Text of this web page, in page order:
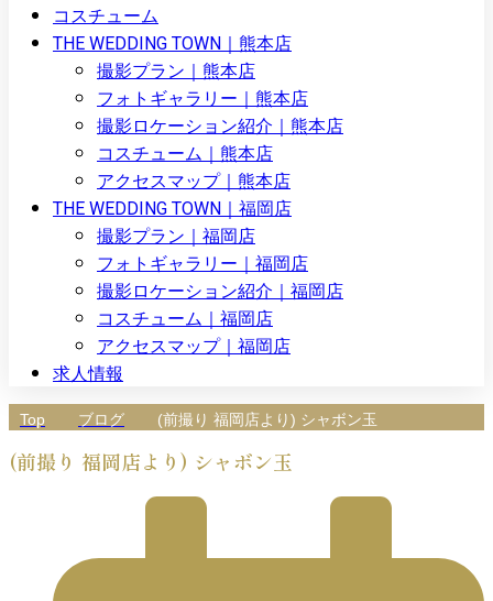
コスチューム
THE WEDDING TOWN｜熊本店
撮影プラン｜熊本店
フォトギャラリー｜熊本店
撮影ロケーション紹介｜熊本店
コスチューム｜熊本店
アクセスマップ｜熊本店
THE WEDDING TOWN｜福岡店
撮影プラン｜福岡店
フォトギャラリー｜福岡店
撮影ロケーション紹介｜福岡店
コスチューム｜福岡店
アクセスマップ｜福岡店
求人情報
Top ブログ (前撮り 福岡店より) シャボン玉
(前撮り 福岡店より) シャボン玉